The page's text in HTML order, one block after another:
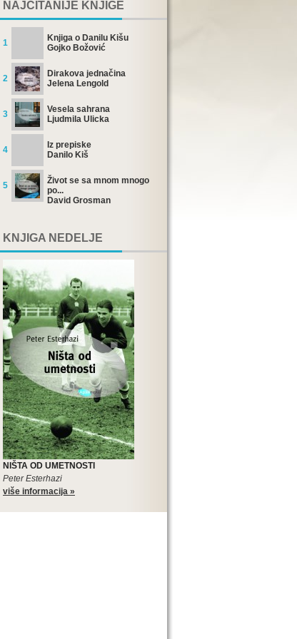
NAJČITANIJE KNJIGE
1
Knjiga o Danilu Kišu
Gojko Božović
2
Dirakova jednačina
Jelena Lengold
3
Vesela sahrana
Ljudmila Ulicka
4
Iz prepiske
Danilo Kiš
5
Život se sa mnom mnogo
po...
David Grosman
KNJIGA NEDELJE
NIŠTA OD UMETNOSTI
Peter Esterhazi
više informacija »